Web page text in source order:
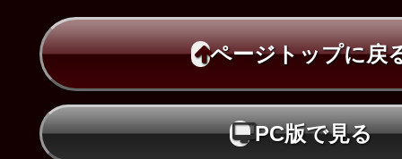
ページトップに戻
PC版で見る